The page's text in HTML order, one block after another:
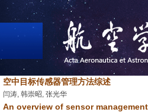
空中目标传感器管理方法综述
闫涛, 韩崇昭, 张光华
An overview of sensor